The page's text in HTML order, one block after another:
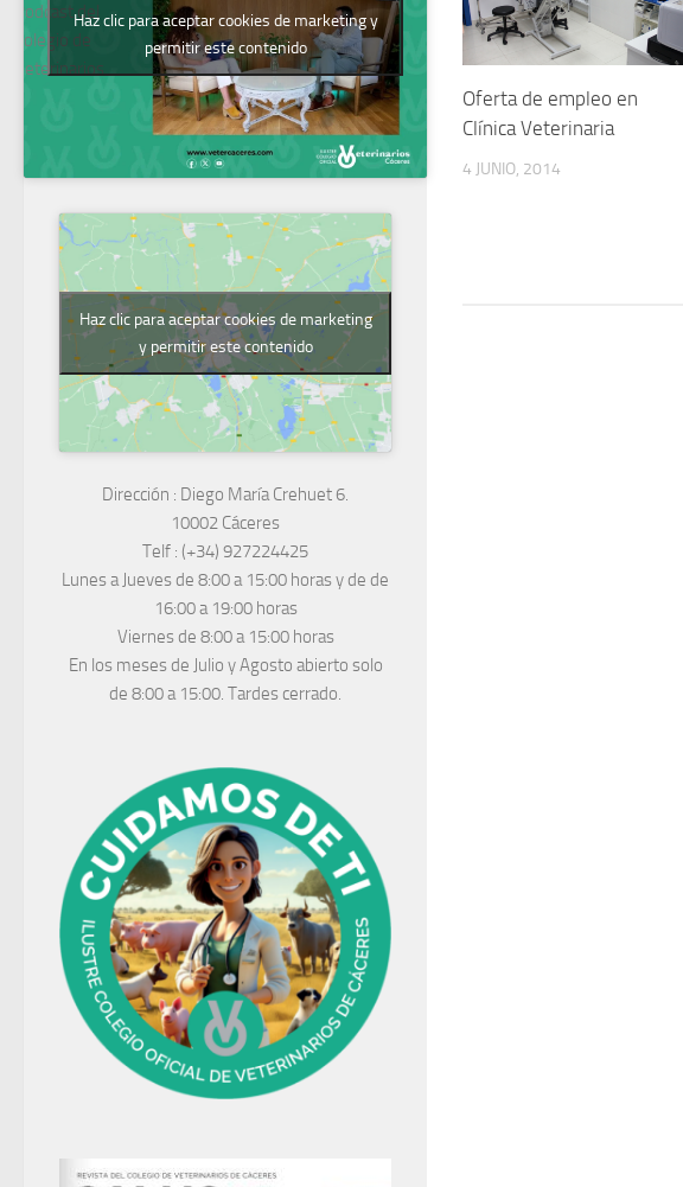
Oferta de empleo en
Clínica Veterinaria
4 JUNIO, 2014
Podcast del
Colegio de
Veterinarios
Haz clic para aceptar cookies de marketing y
permitir este contenido
Haz clic para aceptar cookies de marketing
y permitir este contenido
Dirección : Diego María Crehuet 6.
10002 Cáceres
Telf : (+34) 927224425
Lunes a Jueves de 8:00 a 15:00 horas y de de
16:00 a 19:00 horas
Viernes de 8:00 a 15:00 horas
En los meses de Julio y Agosto abierto solo
de 8:00 a 15:00. Tardes cerrado.